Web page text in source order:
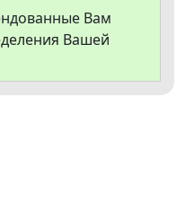
Вам
Вашей